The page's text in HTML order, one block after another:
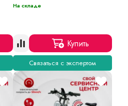
На складе
Купить
Связаться с экспертом